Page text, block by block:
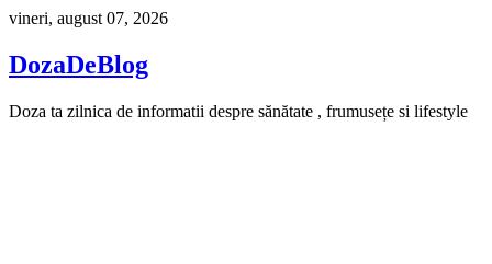
Skip
content
vineri, august 07, 2026
DozaDeBlog
Doza ta zilnica de informatii despre sănătate , frumusețe si lifestyle